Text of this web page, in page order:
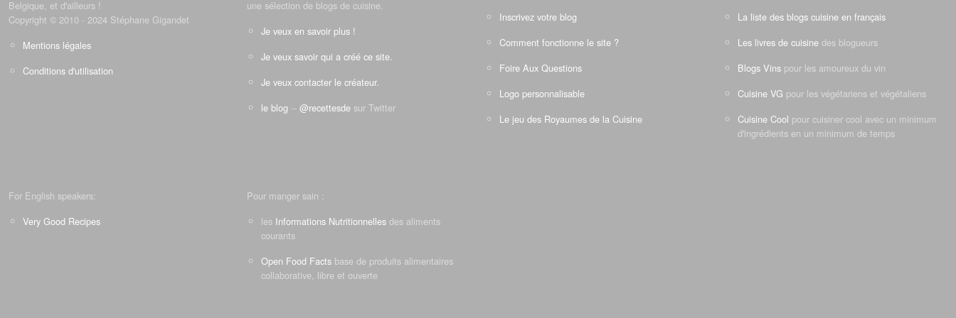
Belgique, et d'ailleurs !
Copyright © 2010 - 2024 Stéphane Gigandet
Mentions légales
Conditions d'utilisation
une sélection de blogs de cuisine.
Je veux en savoir plus !
Je veux savoir qui a créé ce site.
Je veux contacter le créateur.
le blog -- @recettesde sur Twitter
Inscrivez votre blog
Comment fonctionne le site ?
Foire Aux Questions
Logo personnalisable
Le jeu des Royaumes de la Cuisine
La liste des blogs cuisine en français
Les livres de cuisine des blogueurs
Blogs Vins pour les amoureux du vin
Cuisine VG pour les végétariens et végétaliens
Cuisine Cool pour cuisiner cool avec un minimum
d'ingrédients en un minimum de temps
For English speakers:
Very Good Recipes
Pour manger sain :
les Informations Nutritionnelles des aliments
courants
Open Food Facts base de produits alimentaires
collaborative, libre et ouverte